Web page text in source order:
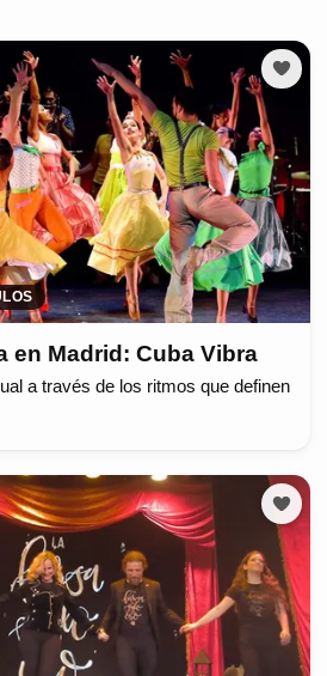
en Madrid: Cuba Vibra
a través de los ritmos que definen